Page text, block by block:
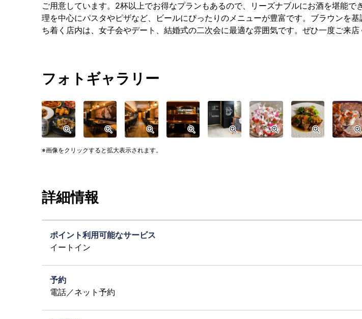
ご用意しています。2杯以上でお得なプランもあるので、リーズナブルにお酒を堪能で
理を中心にパスタやピザなど、ビールにぴったりのメニューが豊富です。ブラウンを
ち着く店内は、女子会やデート、結婚式の二次会に最適な雰囲気です。ぜひ一度ご来店
フォトギャラリー
画像をクリックすると拡大表示されます。
詳細情報
ポイント利用可能なサービス
イートイン
予約
電話／ネット予約